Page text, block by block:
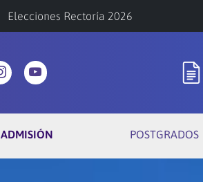
Elecciones Rectoría 2026
ADMISIÓN POSTGRADOS